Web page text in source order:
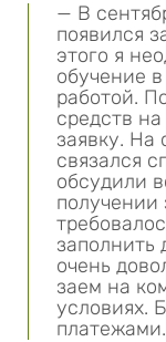
— В
появился
этого я
обучение
работой.
средств
заявку.
связался
обсудили
получении
заполнить
очень
заем на
условиях.
платежами.